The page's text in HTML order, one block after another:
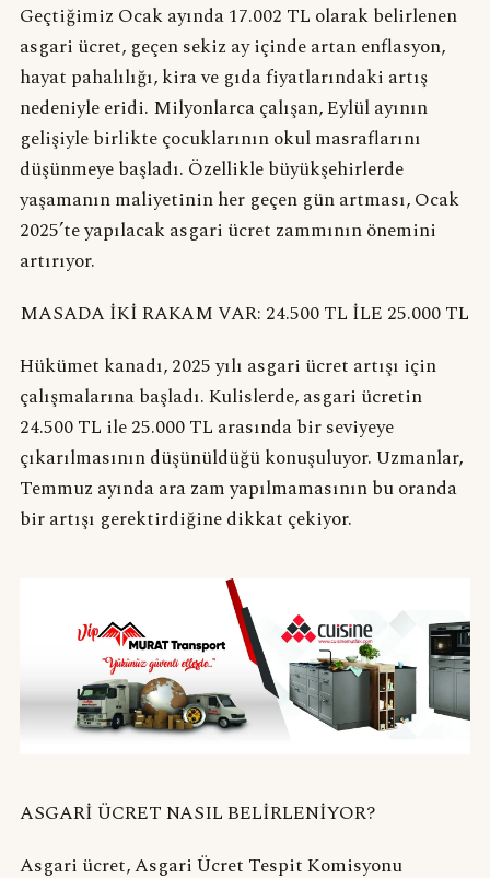
Geçtiğimiz Ocak ayında 17.002 TL olarak belirlenen
asgari ücret, geçen sekiz ay içinde artan enflasyon,
hayat pahalılığı, kira ve gıda fiyatlarındaki artış
nedeniyle eridi. Milyonlarca çalışan, Eylül ayının
gelişiyle birlikte çocuklarının okul masraflarını
düşünmeye başladı. Özellikle büyükşehirlerde
yaşamanın maliyetinin her geçen gün artması, Ocak
2025’te yapılacak asgari ücret zammının önemini
artırıyor.
MASADA İKİ RAKAM VAR: 24.500 TL İLE 25.000 TL
Hükümet kanadı, 2025 yılı asgari ücret artışı için
çalışmalarına başladı. Kulislerde, asgari ücretin
24.500 TL ile 25.000 TL arasında bir seviyeye
çıkarılmasının düşünüldüğü konuşuluyor. Uzmanlar,
Temmuz ayında ara zam yapılmamasının bu oranda
bir artışı gerektirdiğine dikkat çekiyor.
ASGARİ ÜCRET NASIL BELİRLENİYOR?
Asgari ücret, Asgari Ücret Tespit Komisyonu